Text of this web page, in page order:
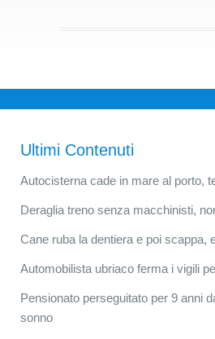
Ultimi Contenuti
Autocisterna cade in mare al porto,
Deraglia treno senza macchinisti,
Cane ruba la dentiera e poi scappa,
Automobilista ubriaco ferma i vigili
Pensionato perseguitato per 9 anni
sonno